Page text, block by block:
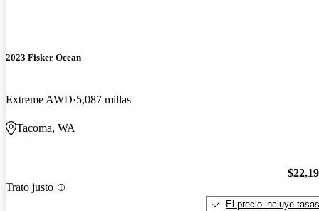
2023 Fisker Ocean
Extreme AWD 5,087 millas
Tacoma, WA
Trato justo
El precio incluye tasas